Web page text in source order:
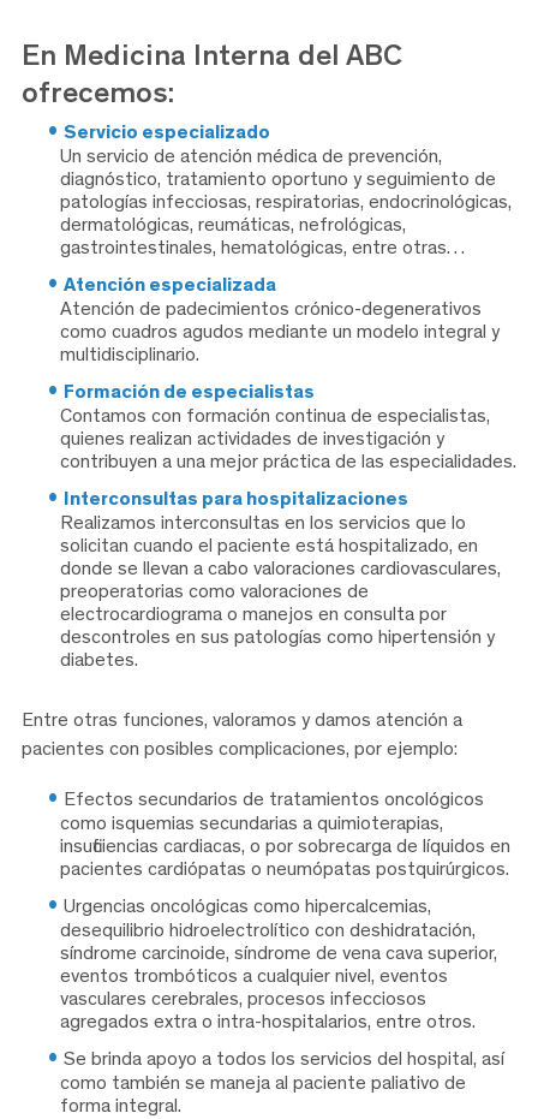
En Medicina Interna del ABC
ofrecemos:
Servicio especializado
Un servicio de atención médica de prevención,
diagnóstico, tratamiento oportuno y seguimiento de
patologías infecciosas, respiratorias, endocrinológicas,
dermatológicas, reumáticas, nefrológicas,
gastrointestinales, hematológicas, entre otras…
Atención especializada
Atención de padecimientos crónico-degenerativos
como cuadros agudos mediante un modelo integral y
multidisciplinario.
Formación de especialistas
Contamos con formación continua de especialistas,
quienes realizan actividades de investigación y
contribuyen a una mejor práctica de las especialidades.
Interconsultas para hospitalizaciones
Realizamos interconsultas en los servicios que lo
solicitan cuando el paciente está hospitalizado, en
donde se llevan a cabo valoraciones cardiovasculares,
preoperatorias como valoraciones de
electrocardiograma o manejos en consulta por
descontroles en sus patologías como hipertensión y
diabetes.
Entre otras funciones, valoramos y damos atención a
pacientes con posibles complicaciones, por ejemplo:
Efectos secundarios de tratamientos oncológicos
como isquemias secundarias a quimioterapias,
insuficiencias cardiacas, o por sobrecarga de líquidos en
pacientes cardiópatas o neumópatas postquirúrgicos.
Urgencias oncológicas como hipercalcemias,
desequilibrio hidroelectrolítico con deshidratación,
síndrome carcinoide, síndrome de vena cava superior,
eventos trombóticos a cualquier nivel, eventos
vasculares cerebrales, procesos infecciosos
agregados extra o intra-hospitalarios, entre otros.
Se brinda apoyo a todos los servicios del hospital, así
como también se maneja al paciente paliativo de
forma integral.